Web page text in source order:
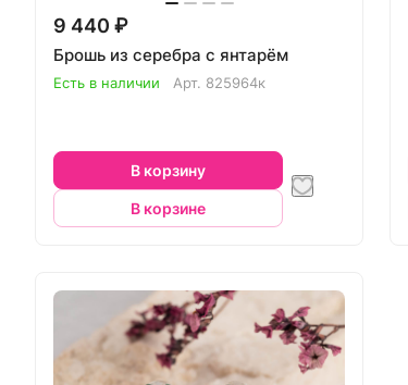
9 440 ₽
Брошь из серебра с янтарём
Есть в наличии Арт. 825964к
В корзину
В корзине